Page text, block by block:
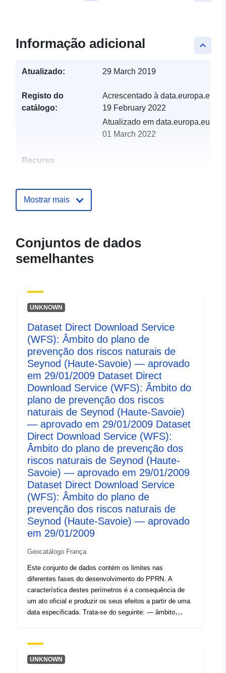
keyboard_arrow_up
Informação adicional
Atualizado: 29 March 2019
Registo do
catálogo:
Acrescentado à data.europa.eu:
19 February 2022
Atualizado em data.europa.eu:
01 March 2022
Recurso
Identificadores:
3a64-44ea-848c-
Tipo:
Recurso:
http://inspire.ec.europa.eu/
codelist/SpatialDataServiceType/
Mostrar mais
Conjuntos de dados
semelhantes
UNKNOWN
Dataset Direct Download Service
(WFS): Âmbito do plano de
prevenção dos riscos naturais de
Seynod (Haute-Savoie) — aprovado
em 29/01/2009 Dataset Direct
Download Service (WFS): Âmbito do
plano de prevenção dos riscos
naturais de Seynod (Haute-Savoie)
— aprovado em 29/01/2009 Dataset
Direct Download Service (WFS):
Âmbito do plano de prevenção dos
riscos naturais de Seynod (Haute-
Savoie) — aprovado em 29/01/2009
Dataset Direct Download Service
(WFS): Âmbito do plano de
prevenção dos riscos naturais de
Seynod (Haute-Savoie) — aprovado
em 29/01/2009
Geocatálogo França
Este conjunto de dados contém os limites nas
diferentes fases do desenvolvimento do PPRN. A
característica destes perímetros é a consequência de
um ato oficial e produzir os seus efeitos a partir de uma
data especificada. Trata-se do seguinte: — âmbito
risco que corresponde ao âmbito regulado pelo RPP
aprovado. Este perímetro aprovado é uma facilidade de
UNKNOWN